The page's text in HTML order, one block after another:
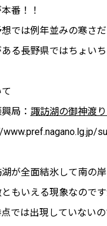
番！！
では例年並みの寒さ
る長野県ではちょい
局： 諏訪湖の御神渡り
が全面結氷して南の
もいえる現象なので
では出現していない